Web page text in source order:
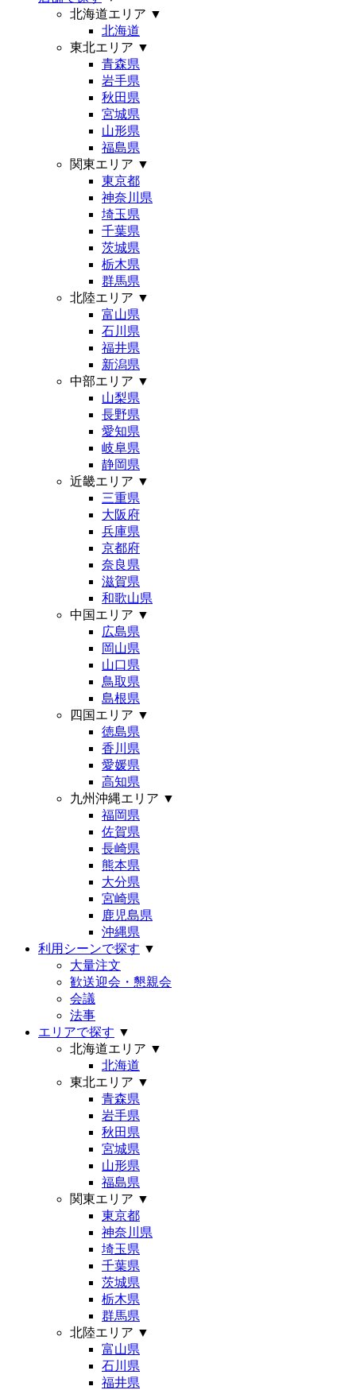
北海道エリア ▼
北海道
東北エリア ▼
青森県
岩手県
秋田県
宮城県
山形県
福島県
関東エリア ▼
東京都
神奈川県
埼玉県
千葉県
茨城県
栃木県
群馬県
北陸エリア ▼
富山県
石川県
福井県
新潟県
中部エリア ▼
山梨県
長野県
愛知県
岐阜県
静岡県
近畿エリア ▼
三重県
大阪府
兵庫県
京都府
奈良県
滋賀県
和歌山県
中国エリア ▼
広島県
岡山県
山口県
鳥取県
島根県
四国エリア ▼
徳島県
香川県
愛媛県
高知県
九州沖縄エリア ▼
福岡県
佐賀県
長崎県
熊本県
大分県
宮崎県
鹿児島県
沖縄県
利用シーンで探す ▼
大量注文
歓送迎会・懇親会
会議
法事
エリアで探す ▼
北海道エリア ▼
北海道
東北エリア ▼
青森県
岩手県
秋田県
宮城県
山形県
福島県
関東エリア ▼
東京都
神奈川県
埼玉県
千葉県
茨城県
栃木県
群馬県
北陸エリア ▼
富山県
石川県
福井県